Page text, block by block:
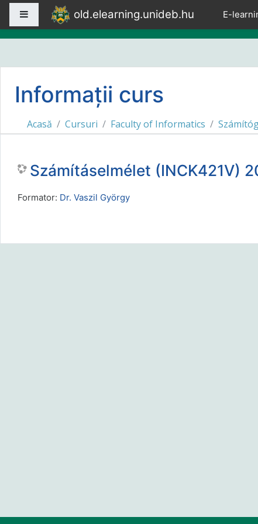
Sari la conţinutul principal
Panou lateralold.elearning.unideb.hu E-
Informații curs
Acasă Cursuri Faculty of Informatics
Számításelmélet (INCK421V)
Formator: Dr. Vaszil György